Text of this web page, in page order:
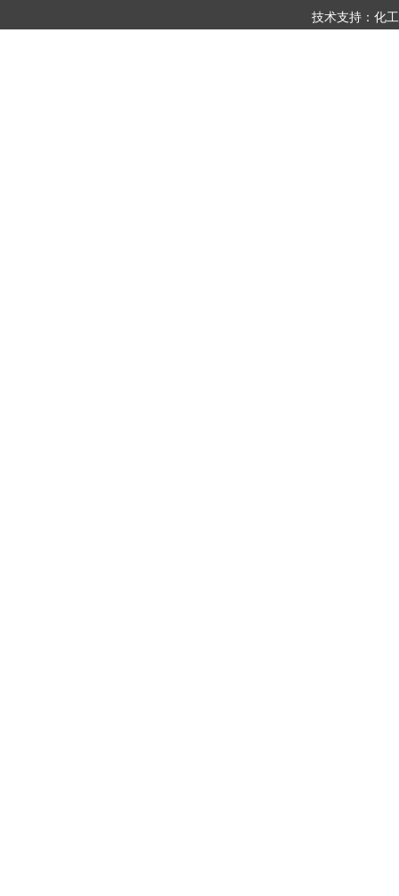
技术支持： 化